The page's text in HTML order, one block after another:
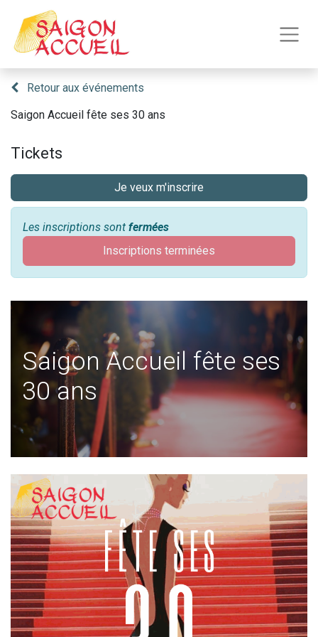
Retour aux événements
Saigon Accueil fête ses 30 ans
Tickets
Je veux m'inscrire
Les inscriptions sont fermées
Inscriptions terminées
Saigon Accueil fête ses
30 ans